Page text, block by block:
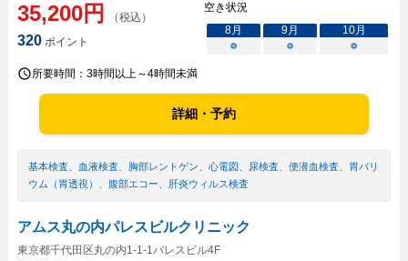
35,200円 （税込）
320ポイント
空き状況
8月 9月 10月
○
○ ○
所要時間： 3時間以上～4時間未満
詳細・予約
基本検査、 血液検査、 胸部レントゲン 心電図 尿検査、 便潜血検査、 胃バリ
ウム（胃透視）
腹部エコー 肝炎ウィルス検査
アムス丸の内パレスビルクリニック
東京都千代田区丸の内1-1-1パレスビル4F